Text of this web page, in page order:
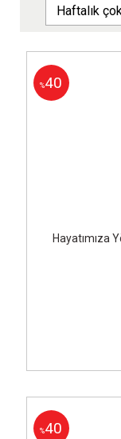
%40
Hayatımıza
%40